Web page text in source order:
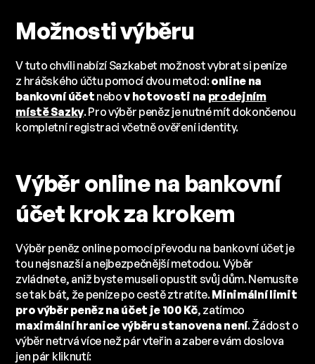
Možnosti výběru
V tuto chvíli nabízí Sazkabet možnost vybrat si peníze
z hráčského účtu pomocí dvou metod:online na
bankovní účet nebov hotovosti na prodejním
místě Sazky. Pro výběr peněz je nutné mít dokončenou
kompletní registraci včetně ověření identity.
Výběr online na bankovní
účet krok za krokem
Výběr peněz online pomocí převodu na bankovní účet je
tou nejsnazší a nejbezpečnější metodou. Výběr
zvládnete, aniž byste museli opustit svůj dům. Nemusíte
se tak bát, že peníze po cestě ztratíte.Minimální limit
pro výběr peněz na účet je 100 Kč, zatímco
maximální hranice výběru stanovena není. Žádost o
výběr netrvá více než pár vteřin a zabere vám doslova
jen pár kliknutí: